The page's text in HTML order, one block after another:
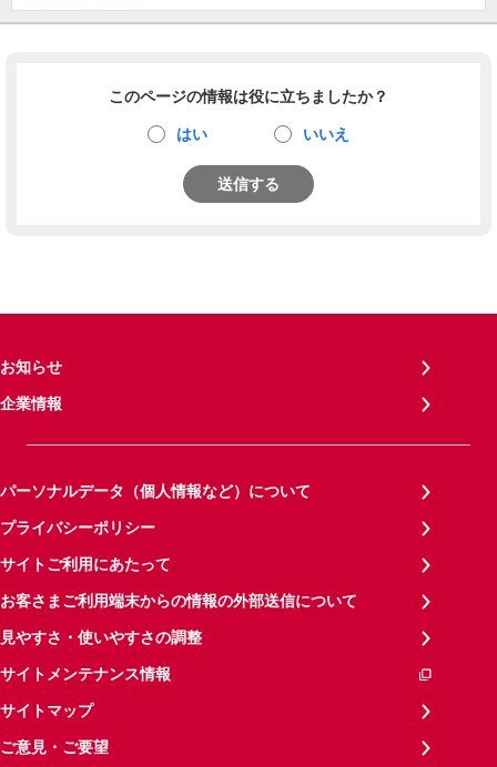
このページの情報は役に立ちましたか？
はい いいえ
送信する
お知らせ
企業情報
パーソナルデータ（個人情報など）について
プライバシーポリシー
サイトご利用にあたって
お客さまご利用端末からの情報の外部送信について
見やすさ・使いやすさの調整
サイトメンテナンス情報
サイトマップ
ご意見・ご要望